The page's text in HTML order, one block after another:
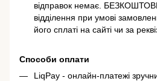
відправок немає.
відділення при умові
його сплаті на сайті чи за
Способи оплати
LiqPay - онлайн-платежі